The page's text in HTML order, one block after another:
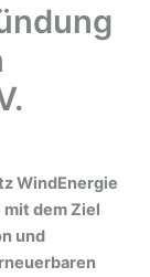
WindEnergie
mit dem Ziel
und